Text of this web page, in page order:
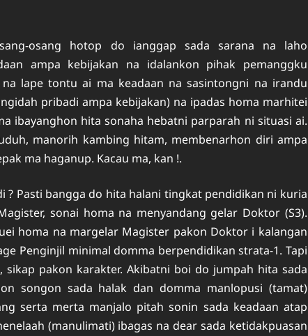
osang hotop do ianggap sada sarana na laho
ampa kebijakan na idalankon pihak pemanggku
lape tontu ai ma keadaan na sasintongni na irandu
pribadi ampa kebijakan) na ipadas homa marhitei
ibayanghon hita sonaha hebatni parparah ni situasi ai.
manorih kambing hitam, membenarhon diri ampa
ma haganup. Kacau ma, kan !.
? Pasti bangga do hita halani tingkat pendidikan ni kuria
sonai homa na menyandang gelar Doktor (S3).
homa na margelar Magister pakon Doktor i kalangan
Penginjil minimal domma berpendidikan strata-1. Tapi
pakon karakter. Akibatni boi do jumpah hita sada
songon sada halak dan domma manlopusi (tamat)
serta merta manjalo pitah sonin sada keadaan atap
(manulimati) ibagas na dear sada ketidakpuasan